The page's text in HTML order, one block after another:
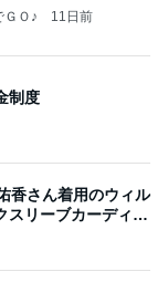
Ｏ♪ 11日前
制度
香さん着用のウィル
スリーブカーディガ